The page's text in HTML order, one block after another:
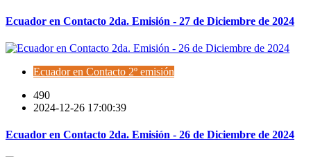
Ecuador en Contacto 2da. Emisión - 27 de Diciembre de 2024
Ecuador en Contacto 2º emisión
490
2024-12-26 17:00:39
Ecuador en Contacto 2da. Emisión - 26 de Diciembre de 2024